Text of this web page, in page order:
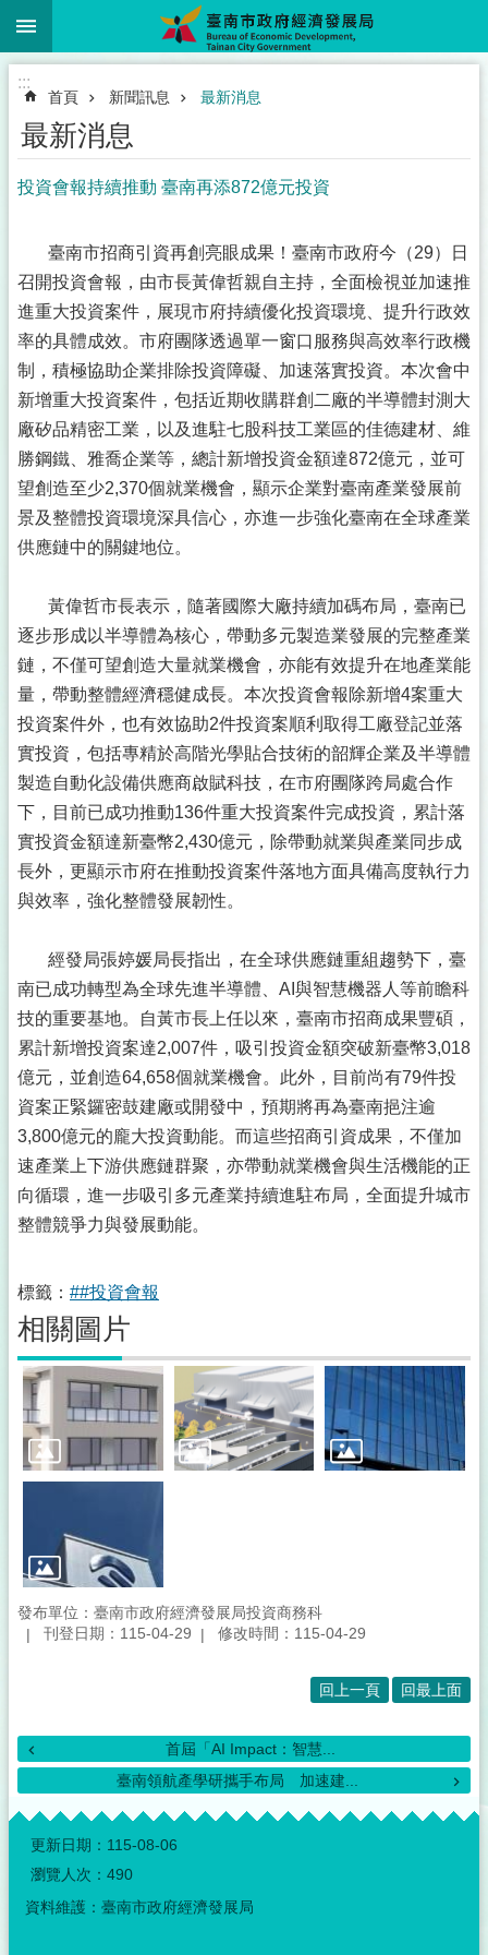
跳到主要內容區塊
:::
首頁 新聞訊息 最新消息
最新消息
投資會報持續推動 臺南再添872億元投資
臺南市招商引資再創亮眼成果！臺南市政府今（29）日
召開投資會報，由市長黃偉哲親自主持，全面檢視並加速推
進重大投資案件，展現市府持續優化投資環境、提升行政效
率的具體成效。市府團隊透過單一窗口服務與高效率行政機
制，積極協助企業排除投資障礙、加速落實投資。本次會中
新增重大投資案件，包括近期收購群創二廠的半導體封測大
廠矽品精密工業，以及進駐七股科技工業區的佳德建材、維
勝鋼鐵、雅喬企業等，總計新增投資金額達872億元，並可
望創造至少2,370個就業機會，顯示企業對臺南產業發展前
景及整體投資環境深具信心，亦進一步強化臺南在全球產業
供應鏈中的關鍵地位。
黃偉哲市長表示，隨著國際大廠持續加碼布局，臺南已
逐步形成以半導體為核心，帶動多元製造業發展的完整產業
鏈，不僅可望創造大量就業機會，亦能有效提升在地產業能
量，帶動整體經濟穩健成長。本次投資會報除新增4案重大
投資案件外，也有效協助2件投資案順利取得工廠登記並落
實投資，包括專精於高階光學貼合技術的韶輝企業及半導體
製造自動化設備供應商啟賦科技，在市府團隊跨局處合作
下，目前已成功推動136件重大投資案件完成投資，累計落
實投資金額達新臺幣2,430億元，除帶動就業與產業同步成
長外，更顯示市府在推動投資案件落地方面具備高度執行力
與效率，強化整體發展韌性。
經發局張婷媛局長指出，在全球供應鏈重組趨勢下，臺
南已成功轉型為全球先進半導體、AI與智慧機器人等前瞻科
技的重要基地。自黃市長上任以來，臺南市招商成果豐碩，
累計新增投資案達2,007件，吸引投資金額突破新臺幣3,018
億元，並創造64,658個就業機會。此外，目前尚有79件投
資案正緊鑼密鼓建廠或開發中，預期將再為臺南挹注逾
3,800億元的龐大投資動能。而這些招商引資成果，不僅加
速產業上下游供應鏈群聚，亦帶動就業機會與生活機能的正
向循環，進一步吸引多元產業持續進駐布局，全面提升城市
整體競爭力與發展動能。
標籤： ##投資會報
相關圖片
發布單位：臺南市政府經濟發展局投資商務科
刊登日期：115-04-29
修改時間：115-04-29
回上一頁 回最上面
首屆「AI Impact：智慧...
臺南領航產學研攜手布局 加速建...
:::
更新日期： 115-08-06
瀏覽人次： 490
資料維護：臺南市政府經濟發展局